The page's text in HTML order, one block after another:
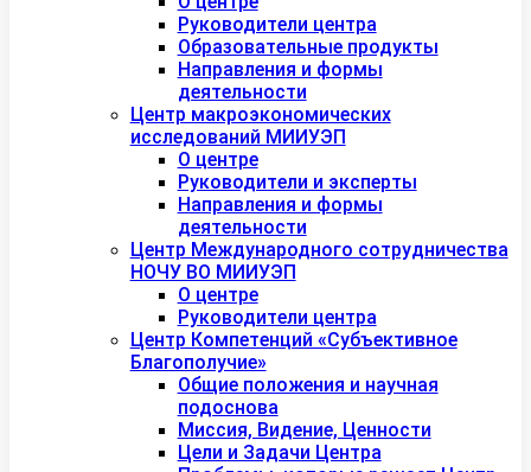
Руководители центра
Образовательные продукты
Направления и формы
деятельности
Центр макроэкономических
исследований МИИУЭП
О центре
Руководители и эксперты
Направления и формы
деятельности
Центр Международного сотрудничества
НОЧУ ВО МИИУЭП
О центре
Руководители центра
Центр Компетенций «Субъективное
Благополучие»
Общие положения и научная
подоснова
Миссия, Видение, Ценности
Цели и Задачи Центра